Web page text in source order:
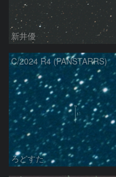
新井優
C/2024 R4 (PANSTARRS)
ろどすた